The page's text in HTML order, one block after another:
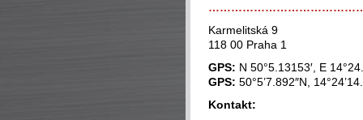
Karmelitská 9
118 00 Praha 1
GPS: N 50°5.13153′, E
GPS: 50°5’7.892″N,
Kontakt: